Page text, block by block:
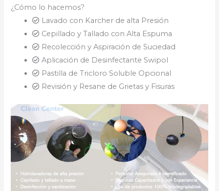
¿Cómo lo hacemos?
Lavado con Karcher de alta Presión
Cepillado y Tallado con Alta Espuma
Recolección y Aspiración de Suciedad
Aplicación de Desinfectante Swipol
Pastilla de Tricloro Soluble Opcional
Revisión y Resane de Grietas y Fisuras